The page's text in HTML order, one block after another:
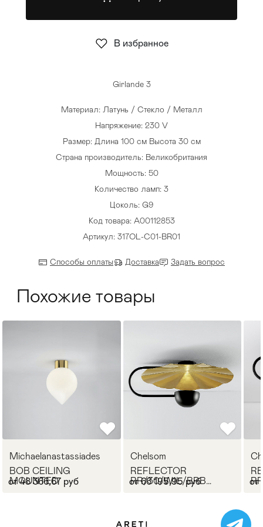
Стулья >
Girlande 3
Материал: Латунь / Стекло / Металл
Напряжение: 230 V
Размер: Длина 100 см Высота 30 см
Страна производитель: Великобритания
Мощность: 50
Количество ламп: 3
Цоколь: G9
Код товара: A00112853
Артикул: 317OL-C01-BR01
Способы оплаты Доставка Задать вопрос
В избранное
Похожие товары
Michaelanastassiades
BOB CEILING
MOUNTED
от 48 366,67 руб
Chelsom
REFLECTOR
RR/30/W1L/BRB
(CEILING MOUNTED)
от 66 195,95 руб от